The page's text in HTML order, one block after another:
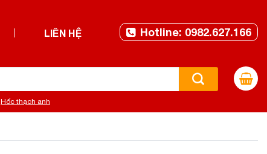
LIÊN HỆ Hotline: 0982.627.166
Hốc thạch anh